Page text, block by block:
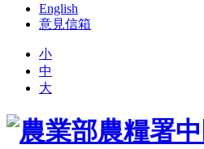
English
意見信箱
小
中
大